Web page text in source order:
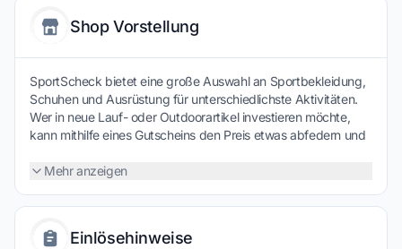
Shop Vorstellung
SportScheck bietet eine große Auswahl an Sportbekleidung,
Schuhen und Ausrüstung für unterschiedlichste Aktivitäten.
Wer in neue Lauf- oder Outdoorartikel investieren möchte,
kann mithilfe eines Gutscheins den Preis etwas abfedern und
funktionale Ausstattung zu einer gut kalkulierten Ergänzung
Mehr anzeigen
Einlösehinweise